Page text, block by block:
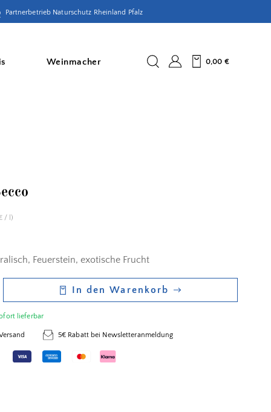
Partnerbetrieb Naturschutz Rheinland Pfalz
Weinmacher 0,00 €
/ )
Feuerstein, exotische Frucht
In den Warenkorb
lieferbar
5€ Rabatt bei Newsletteranmeldung